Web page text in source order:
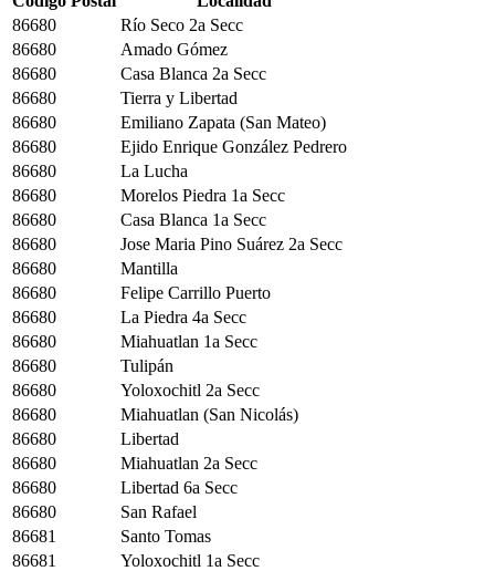
86680
Río Seco 2a Secc
86680
Amado Gómez
86680
Casa Blanca 2a Secc
86680
Tierra y Libertad
86680
Emiliano Zapata (San Mateo)
86680
Ejido Enrique González Pedrero
86680
La Lucha
86680
Morelos Piedra 1a Secc
86680
Casa Blanca 1a Secc
86680
Jose Maria Pino Suárez 2a Secc
86680
Mantilla
86680
Felipe Carrillo Puerto
86680
La Piedra 4a Secc
86680
Miahuatlan 1a Secc
86680
Tulipán
86680
Yoloxochitl 2a Secc
86680
Miahuatlan (San Nicolás)
86680
Libertad
86680
Miahuatlan 2a Secc
86680
Libertad 6a Secc
86680
San Rafael
86681
Santo Tomas
86681
Yoloxochitl 1a Secc